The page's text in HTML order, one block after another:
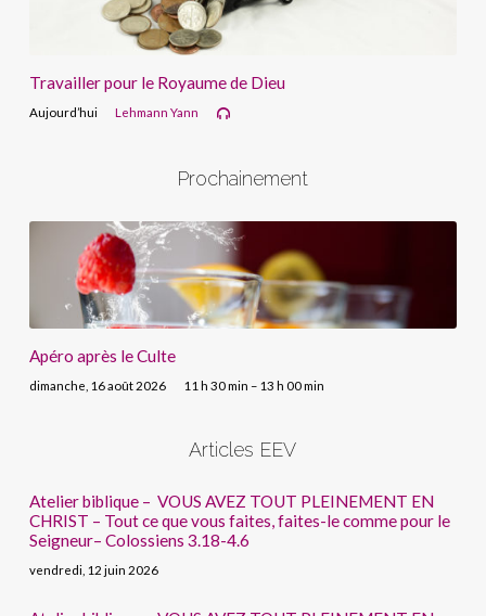
Travailler pour le Royaume de Dieu
Aujourd’hui Lehmann Yann
Prochainement
Apéro après le Culte
dimanche, 16 août 2026 11 h 30 min – 13 h 00 min
Articles EEV
Atelier biblique – VOUS AVEZ TOUT PLEINEMENT EN
CHRIST – Tout ce que vous faites, faites-le comme pour le
Seigneur– Colossiens 3.18-4.6
vendredi, 12 juin 2026